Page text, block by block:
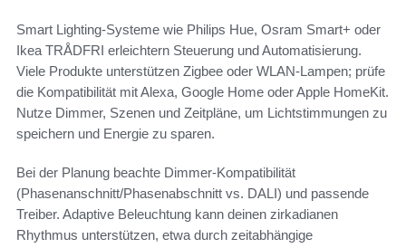
Smart Lighting-Systeme wie Philips Hue, Osram Smart+ oder
Ikea TRÅDFRI erleichtern Steuerung und Automatisierung.
Viele Produkte unterstützen Zigbee oder WLAN-Lampen; prüfe
die Kompatibilität mit Alexa, Google Home oder Apple HomeKit.
Nutze Dimmer, Szenen und Zeitpläne, um Lichtstimmungen zu
speichern und Energie zu sparen.
Bei der Planung beachte Dimmer-Kompatibilität
(Phasenanschnitt/Phasenabschnitt vs. DALI) und passende
Treiber. Adaptive Beleuchtung kann deinen zirkadianen
Rhythmus unterstützen, etwa durch zeitabhängige